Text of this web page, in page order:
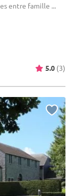
entre famille ...
5.0 (3)